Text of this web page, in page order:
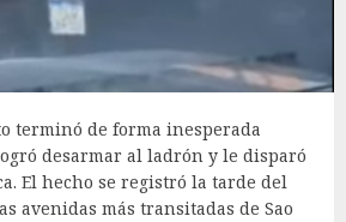
terminó de forma inesperada
desarmar al ladrón y le disparó
El hecho se registró la tarde del
avenidas más transitadas de Sao